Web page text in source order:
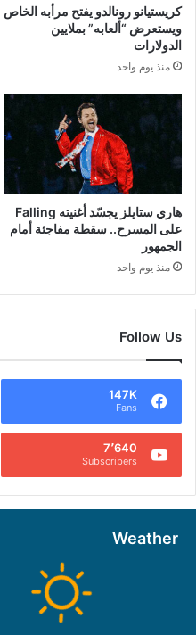
كريستيانو رونالدو يفتح مرأبه الخاص
ويستعرض “ألعابه” بملايين
الدولارات
منذ يوم واحد
هاري ستايلز يجسّد أغنيته Falling
على المسرح.. سقطة مفاجئة أمام
الجمهور
منذ يوم واحد
Follow Us
147K
Fans
7٬640
Subscribers
Weather